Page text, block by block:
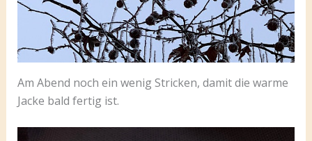
Am Abend noch ein wenig Stricken, damit die warme
Jacke bald fertig ist.